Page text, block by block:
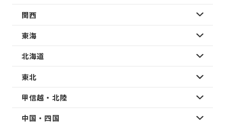
関西
東海
北海道
東北
甲信越・北陸
中国・四国